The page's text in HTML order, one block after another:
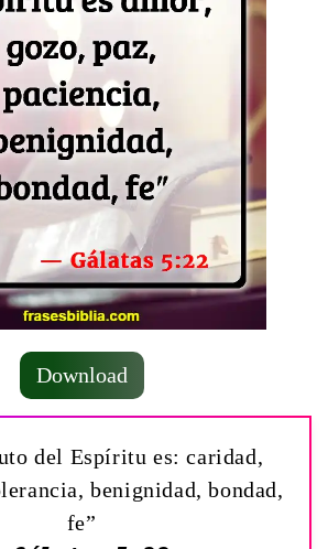
Download
del Espíritu es: caridad,
benignidad, bondad,
fe”